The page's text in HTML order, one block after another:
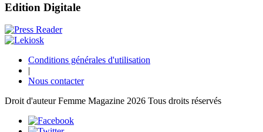
Edition Digitale
Conditions générales d'utilisation
Nous contacter
Droit d'auteur Femme Magazine 2026 Tous droits réservés